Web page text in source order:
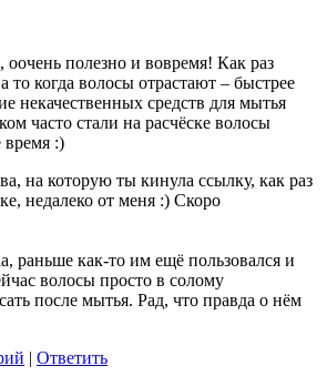
оочень полезно и вовремя! Как раз
то когда волосы отрастают – быстрее
некачественных средств для мытья
часто стали на расчёске волосы
время :)
на которую ты кинула ссылку, как раз
недалеко от меня :) Скоро
раньше как-то им ещё пользовался и
волосы просто в солому
после мытья. Рад, что правда о нём
Ответить